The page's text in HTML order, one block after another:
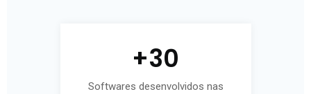
+30
Softwares desenvolvidos nas